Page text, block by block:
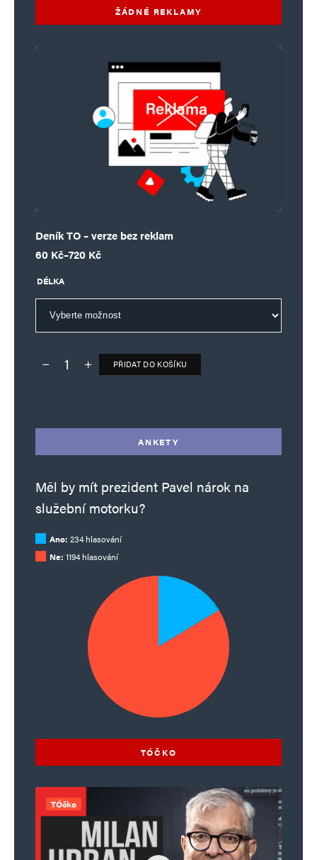
ŽÁDNÉ REKLAMY
Deník TO – verze bez reklam
60 Kč–720 Kč
Rozpětí cen: 60 Kč až 720 Kč
DÉLKA
Deník TO – verze bez reklam množství
PŘIDAT DO KOŠÍKU
ANKETY
Měl by mít prezident Pavel nárok na
služební motorku?
Ano: 234 hlasování
Ne: 1194 hlasování
TÓČKO
TÓčko